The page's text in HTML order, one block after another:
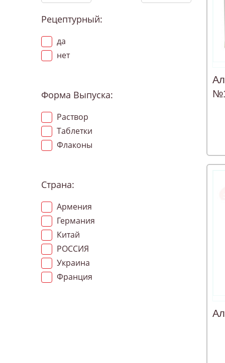
Рецептурный:
да
нет
Форма Выпуска:
Раствор
Таблетки
Флаконы
Страна:
Армения
Германия
Китай
РОССИЯ
Украина
Франция